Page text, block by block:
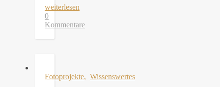
weiterlesen
0
Kommentare
Fotoprojekte, Wissenswertes